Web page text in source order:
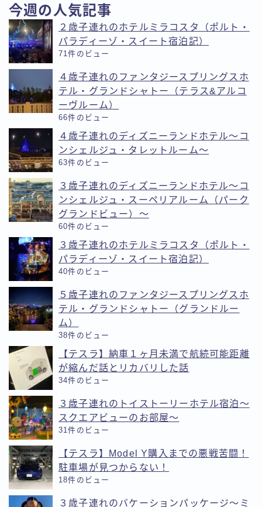
今週の人気記事
２歳子連れのホテルミラコスタ（ポルト・
パラディーゾ・スイート宿泊記）
71件のビュー
４歳子連れのファンタジースプリングスホ
テル・グランドシャトー（テラス&アルコ
ーヴルーム）
66件のビュー
４歳子連れのディズニーランドホテル〜コ
ンシェルジュ・タレットルーム〜
63件のビュー
３歳子連れのディズニーランドホテル〜コ
ンシェルジュ・スーペリアルーム（パーク
グランドビュー）〜
60件のビュー
３歳子連れのホテルミラコスタ（ポルト・
パラディーゾ・スイート宿泊記）
40件のビュー
５歳子連れのファンタジースプリングスホ
テル・グランドシャトー（グランドルー
ム）
38件のビュー
【テスラ】納車１ヶ月未満で航続可能距離
が縮んだ話とリカバリした話
34件のビュー
３歳子連れのトイストーリーホテル宿泊〜
スクエアビューのお部屋〜
31件のビュー
【テスラ】Model Y購入までの悪戦苦闘！
駐車場が見つからない！
18件のビュー
３歳子連れのバケーションパッケージ〜ミ